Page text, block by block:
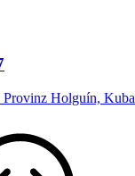
Provinz Holguín, Kuba